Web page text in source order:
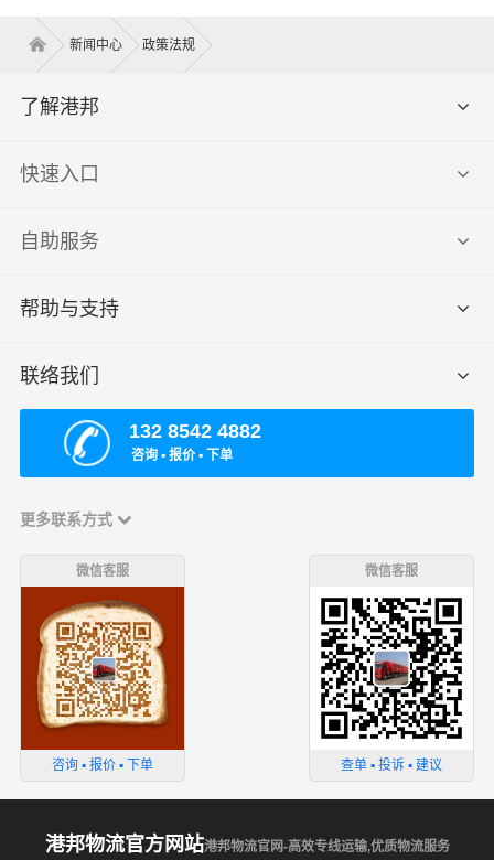
新闻中心 政策法规
了解港邦
快速入口
自助服务
帮助与支持
联络我们
132 8542 4882
咨询 ▪ 报价 ▪ 下单
更多联系方式
微信客服
咨询 ▪ 报价 ▪ 下单
微信客服
查单 ▪ 投诉 ▪ 建议
港邦物流官方网站港邦物流官网-高效专线运输,优质物流服务